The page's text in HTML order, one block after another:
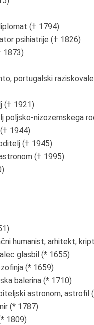
(† 1794)
psihiatrije († 1826)
1873)
portugalski
(† 1921)
poljsko-nizozemskega
1944)
(† 1945)
(† 1995)
humanist, arhitekt,
glasbil (* 1655)
(* 1659)
balerina (* 1710)
astronom, astrofil
(* 1787)
1809)